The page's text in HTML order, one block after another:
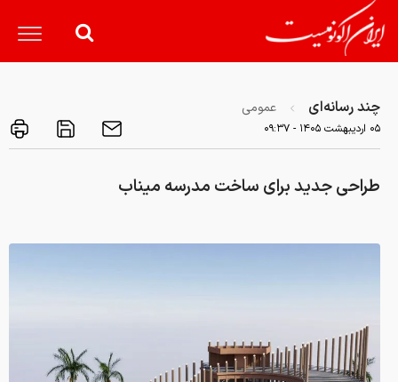
چند رسانه‌ای عمومی
۰۵ ارديبهشت ۱۴۰۵ - ۰۹:۳۷
طراحی جدید برای ساخت مدرسه میناب